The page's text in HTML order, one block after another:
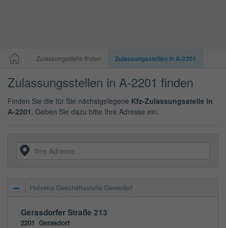
Zulassungsstelle finden Zulassungsstellen in A-2201
Zulassungsstellen in A-2201 finden
Finden Sie die für Sie nächstgelegene Kfz-Zulassungsstelle in
A-2201 . Geben Sie dazu bitte Ihre Adresse ein.
Helvetia Geschäftsstelle Gerasdorf
Gerasdorfer Straße 213
2201 Gerasdorf